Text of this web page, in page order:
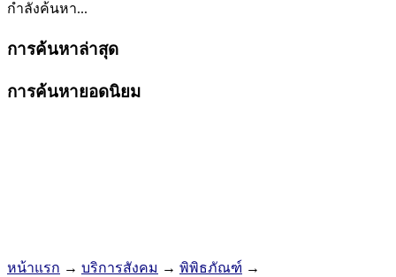
กำลังค้นหา...
การค้นหาล่าสุด
การค้นหายอดนิยม
หน้าแรก → บริการสังคม → พิพิธภัณฑ์ →